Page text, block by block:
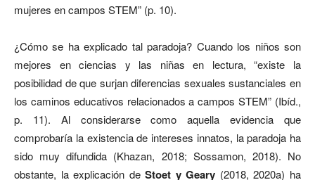
mujeres en campos STEM” (p. 10).
¿Cómo se ha explicado tal paradoja? Cuando los niños son
mejores en ciencias y las niñas en lectura, “existe la
posibilidad de que surjan diferencias sexuales sustanciales en
los caminos educativos relacionados a campos STEM” (Ibíd.,
p. 11). Al considerarse como aquella evidencia que
comprobaría la existencia de intereses innatos, la paradoja ha
sido muy difundida (Khazan, 2018; Sossamon, 2018). No
obstante, la explicación deStoet y Geary (2018, 2020a) ha